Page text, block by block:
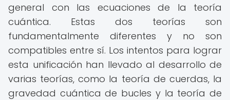
general con las ecuaciones de la teoría
cuántica. Estas dos teorías son
fundamentalmente diferentes y no son
compatibles entre sí. Los intentos para lograr
esta unificación han llevado al desarrollo de
varias teorías, como la teoría de cuerdas, la
gravedad cuántica de bucles y la teoría de